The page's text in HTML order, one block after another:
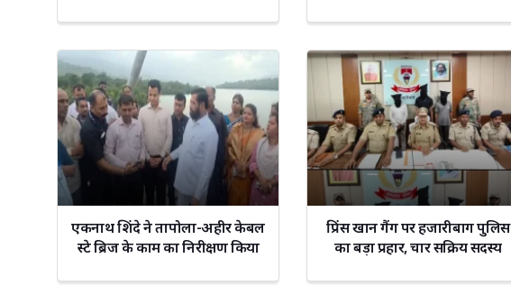
एकनाथ शिंदे ने तापोला-अहीर केबल
स्टे ब्रिज के काम का निरीक्षण किया
प्रिंस खान गैंग पर हजारीबाग पुलिस
का बड़ा प्रहार, चार सक्रिय सदस्य